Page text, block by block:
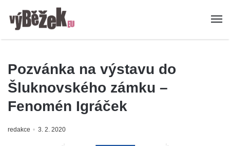
Pozvánka na výstavu do
Šluknovského zámku –
Fenomén Igráček
redakce 3. 2. 2020